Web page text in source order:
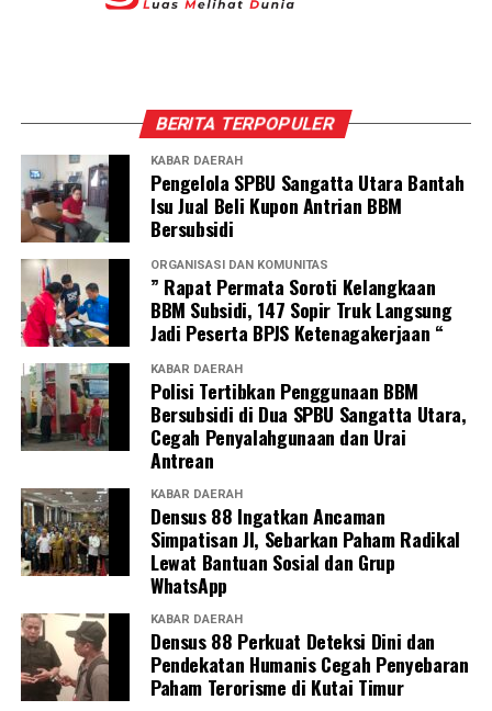
BERITA TERPOPULER
KABAR DAERAH
Pengelola SPBU Sangatta Utara Bantah
Isu Jual Beli Kupon Antrian BBM
Bersubsidi
ORGANISASI DAN KOMUNITAS
” Rapat Permata Soroti Kelangkaan
BBM Subsidi, 147 Sopir Truk Langsung
Jadi Peserta BPJS Ketenagakerjaan “
KABAR DAERAH
Polisi Tertibkan Penggunaan BBM
Bersubsidi di Dua SPBU Sangatta Utara,
Cegah Penyalahgunaan dan Urai
Antrean
KABAR DAERAH
Densus 88 Ingatkan Ancaman
Simpatisan JI, Sebarkan Paham Radikal
Lewat Bantuan Sosial dan Grup
WhatsApp
KABAR DAERAH
Densus 88 Perkuat Deteksi Dini dan
Pendekatan Humanis Cegah Penyebaran
Paham Terorisme di Kutai Timur